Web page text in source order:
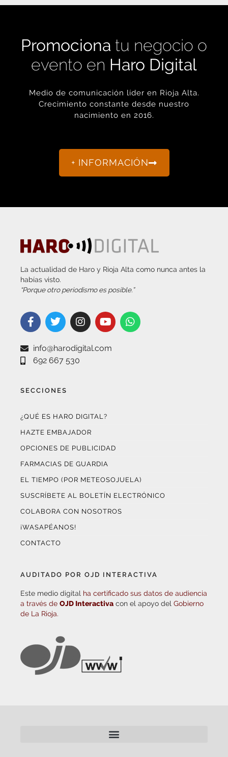
Promociona tu negocio o
evento en Haro Digital
Medio de comunicación líder en Rioja Alta.
Crecimiento constante desde nuestro
nacimiento en 2016.
+ INFORMACIÓN
La actualidad de Haro y Rioja Alta como nunca antes la
habías visto.
“Porque otro periodismo es posible.”
info@harodigital.com
692 667 530
SECCIONES
¿QUÉ ES HARO DIGITAL?
HAZTE EMBAJADOR
OPCIONES DE PUBLICIDAD
FARMACIAS DE GUARDIA
EL TIEMPO (POR METEOSOJUELA)
SUSCRÍBETE AL BOLETÍN ELECTRÓNICO
COLABORA CON NOSOTROS
¡WASAPÉANOS!
CONTACTO
AUDITADO POR OJD INTERACTIVA
Este medio digital ha certificado sus datos de audiencia
a través de OJD Interactiva con el apoyo del Gobierno
de La Rioja.